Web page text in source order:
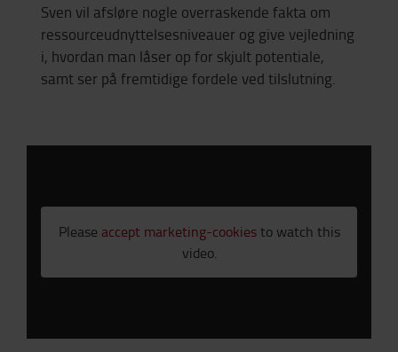
Sven vil afsløre nogle overraskende fakta om
ressourceudnyttelsesniveauer og give vejledning
i, hvordan man låser op for skjult potentiale,
samt ser på fremtidige fordele ved tilslutning.
Please accept marketing-cookiesto watch this
video.